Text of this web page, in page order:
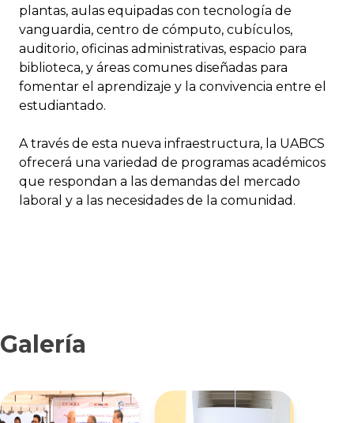
plantas, aulas equipadas con tecnología de
vanguardia, centro de cómputo, cubículos,
auditorio, oficinas administrativas, espacio para
biblioteca, y áreas comunes diseñadas para
fomentar el aprendizaje y la convivencia entre el
estudiantado.
A través de esta nueva infraestructura, la UABCS
ofrecerá una variedad de programas académicos
que respondan a las demandas del mercado
laboral y a las necesidades de la comunidad.
Galería